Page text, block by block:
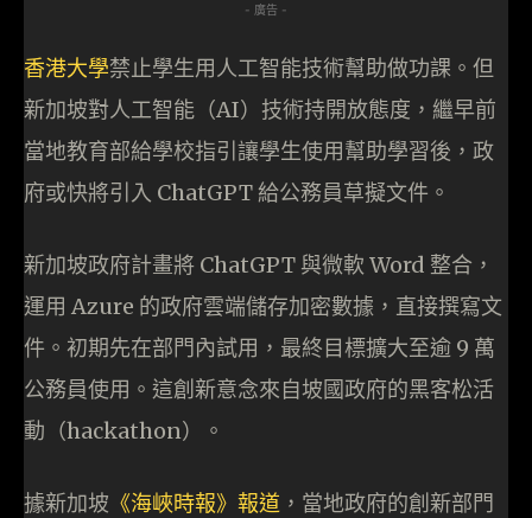
- 廣告 -
香港大學禁止學生用人工智能技術幫助做功課。但
新加坡對人工智能（AI）技術持開放態度，繼早前
當地教育部給學校指引讓學生使用幫助學習後，政
府或快將引入 ChatGPT 給公務員草擬文件。
新加坡政府計畫將 ChatGPT 與微軟 Word 整合，
運用 Azure 的政府雲端儲存加密數據，直接撰寫文
件。初期先在部門內試用，最終目標擴大至逾 9 萬
公務員使用。這創新意念來自坡國政府的黑客松活
動（hackathon）。
據新加坡 《海峽時報》報道 ，當地政府的創新部門